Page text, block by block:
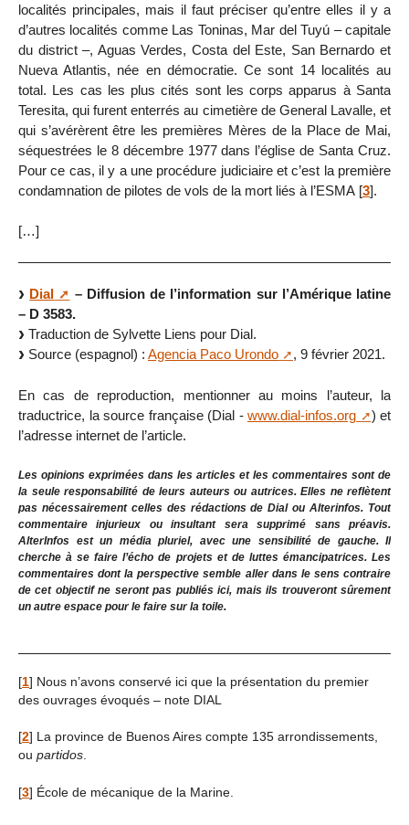
localités principales, mais il faut préciser qu’entre elles il y a
d’autres localités comme Las Toninas, Mar del Tuyú – capitale
du district –, Aguas Verdes, Costa del Este, San Bernardo et
Nueva Atlantis, née en démocratie. Ce sont 14 localités au
total. Les cas les plus cités sont les corps apparus à Santa
Teresita, qui furent enterrés au cimetière de General Lavalle, et
qui s’avérèrent être les premières Mères de la Place de Mai,
séquestrées le 8 décembre 1977 dans l’église de Santa Cruz.
Pour ce cas, il y a une procédure judiciaire et c’est la première
condamnation de pilotes de vols de la mort liés à l’ESMA [3].
[…]
Dial
– Diffusion de l’information sur l’Amérique latine
– D 3583.
Traduction de Sylvette Liens pour Dial.
Source (espagnol) : Agencia Paco Urondo , 9 février 2021.
En cas de reproduction, mentionner au moins l’auteur, la
traductrice, la source française (Dial - www.dial-infos.org
) et
l’adresse internet de l’article.
Les opinions exprimées dans les articles et les commentaires sont de
la seule responsabilité de leurs auteurs ou autrices. Elles ne reflètent
pas nécessairement celles des rédactions de Dial ou Alterinfos. Tout
commentaire injurieux ou insultant sera supprimé sans préavis.
AlterInfos est un média pluriel, avec une sensibilité de gauche. Il
cherche à se faire l’écho de projets et de luttes émancipatrices. Les
commentaires dont la perspective semble aller dans le sens contraire
de cet objectif ne seront pas publiés ici, mais ils trouveront sûrement
un autre espace pour le faire sur la toile.
[1] Nous n’avons conservé ici que la présentation du premier
des ouvrages évoqués – note DIAL
[2] La province de Buenos Aires compte 135 arrondissements,
ou partidos.
[3] École de mécanique de la Marine.